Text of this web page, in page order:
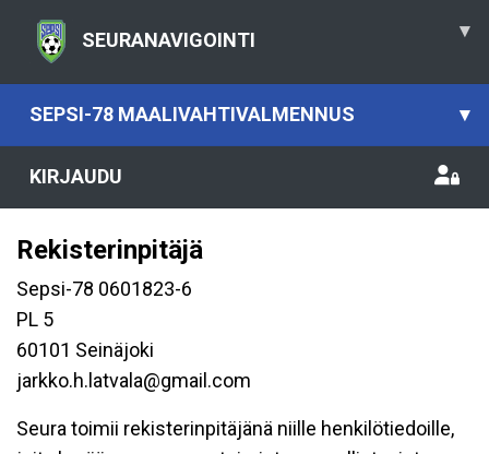
SEURANAVIGOINTI ▾
SEPSI-78 MAALIVAHTIVALMENNUS ▾
KIRJAUDU
Rekisterinpitäjä
Sepsi-78 0601823-6
PL 5
60101 Seinäjoki
jarkko.h.latvala@gmail.com
Seura toimii rekisterinpitäjänä niille henkilötiedoille,